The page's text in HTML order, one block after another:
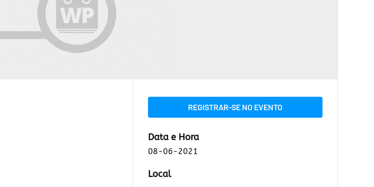
REGISTRAR-SE NO EVENTO
Data e Hora
08-06-2021
Local